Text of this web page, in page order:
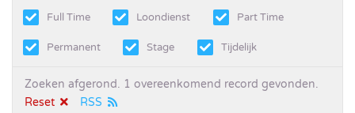
Full Time Loondienst Part Time
Permanent Stage Tijdelijk
Zoeken afgerond. 1 overeenkomend record gevonden.
Reset
RSS